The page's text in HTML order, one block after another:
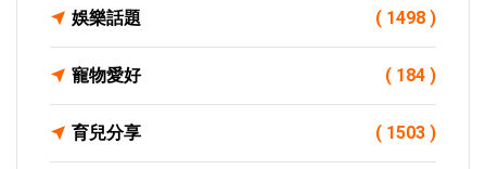
娛樂話題 ( 1498 )
寵物愛好 ( 184 )
育兒分享 ( 1503 )